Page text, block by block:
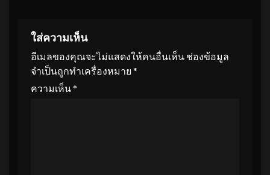
ใส่ความเห็น
อีเมลของคุณจะไม่แสดงให้คนอื่นเห็น ช่องข้อมูล
จำเป็นถูกทำเครื่องหมาย *
ความเห็น*